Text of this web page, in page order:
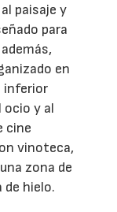
paisaje y
para
en
inferior
ocio y al
cine
vinoteca,
zona de
de hielo.